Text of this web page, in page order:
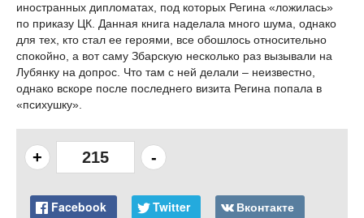
иностранных дипломатах, под которых Регина «ложилась»
по приказу ЦК. Данная книга наделала много шума, однако
для тех, кто стал ее героями, все обошлось относительно
спокойно, а вот саму Збарскую несколько раз вызывали на
Лубянку на допрос. Что там с ней делали – неизвестно,
однако вскоре после последнего визита Регина попала в
«психушку».
+ 215 -
Facebook Twitter Вконтакте